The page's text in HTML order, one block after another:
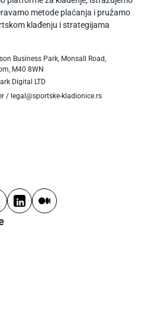
metode plaćanja i pružamo
klađenju i strategijama
Business Park, Monsall Road,
M40 8WN
Digital LTD
/ legal@sportske-kladionice.rs